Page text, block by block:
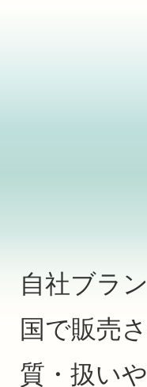
自社ブラ
国で販売
質・扱い